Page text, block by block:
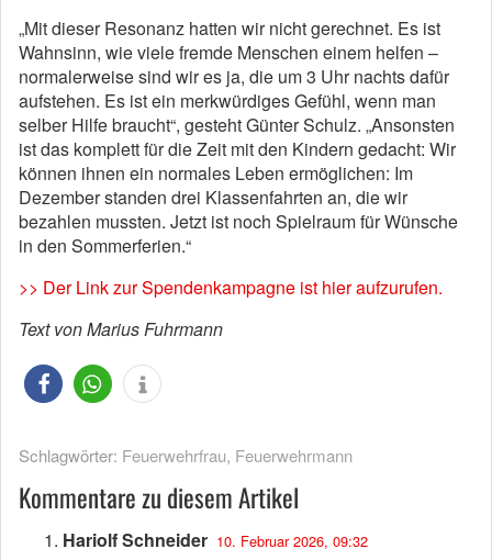
„Mit dieser Resonanz hatten wir nicht gerechnet. Es ist
Wahnsinn, wie viele fremde Menschen einem helfen –
normalerweise sind wir es ja, die um 3 Uhr nachts dafür
aufstehen. Es ist ein merkwürdiges Gefühl, wenn man
selber Hilfe braucht“, gesteht Günter Schulz. „Ansonsten
ist das komplett für die Zeit mit den Kindern gedacht: Wir
können ihnen ein normales Leben ermöglichen: Im
Dezember standen drei Klassenfahrten an, die wir
bezahlen mussten. Jetzt ist noch Spielraum für Wünsche
in den Sommerferien.“
>> Der Link zur Spendenkampagne ist hier aufzurufen.
Text von Marius Fuhrmann
Schlagwörter: Feuerwehrfrau, Feuerwehrmann
Kommentare zu diesem Artikel
Hariolf Schneider 10. Februar 2026, 09:32